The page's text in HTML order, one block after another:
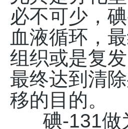
必不可少，
血液循环，
组织或是复
最终达到清
移的目的。
碘-131做